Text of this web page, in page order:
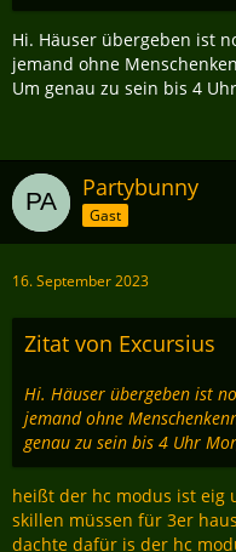
Hi. Häuser übergeben ist
jemand ohne
Um genau zu sein bis 4
Partybunny
Gast
16. September 2023
Zitat von Excursius
Hi. Häuser übergeben ist
jemand ohne
genau zu sein bis 4 Uhr
heißt der hc modus ist eig
skillen müssen für 3er
dachte dafür is der hc